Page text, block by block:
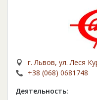
г. Львов, ул. Леся
+38 (068) 0681748
Деятельность: